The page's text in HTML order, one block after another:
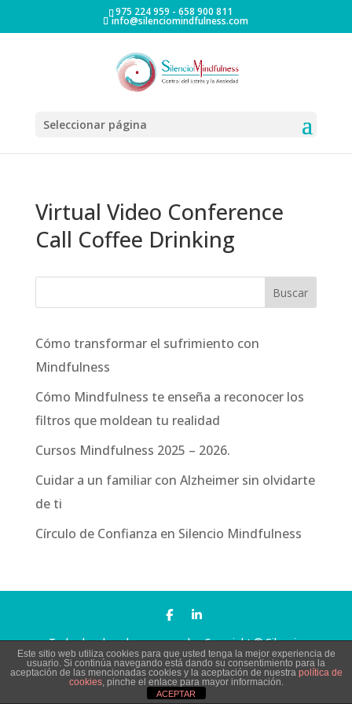
975 224 959 - 658 900 811
info@silenciomindfulness.com
Seleccionar página
Virtual Video Conference
Call Coffee Drinking
Cómo transformar el sufrimiento con
Mindfulness
Cómo Mindfulness te enseña a reconocer los
filtros que moldean tu realidad
Cursos Mindfulness 2025 – 2026.
Cuidar a un familiar con Alzheimer sin olvidarte
de ti
Círculo de Confianza en Silencio Mindfulness
Todos los derechos reservados Copyright © Silencio
Mindfulness |Aviso Legal
Este sitio web utiliza cookies para que usted tenga la mejor experiencia de
usuario. Si continúa navegando está dando su consentimiento para la
aceptación de las mencionadas cookies y la aceptación de nuestra política de
cookies, pinche el enlace para mayor información.
ACEPTAR